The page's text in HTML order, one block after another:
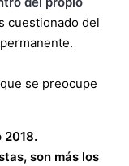
cuestionado del
2018.
son más los